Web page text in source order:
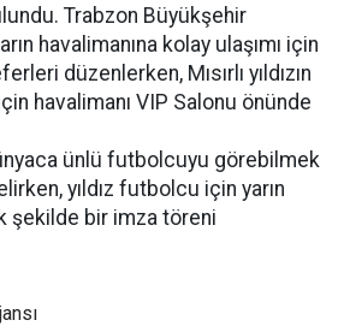
Trabzon Büyükşehir
havalimanına kolay ulaşımı için
düzenlerken, Mısırlı yıldızın
havalimanı VIP Salonu önünde
ünlü futbolcuyu görebilmek
yıldız futbolcu için yarın
şekilde bir imza töreni